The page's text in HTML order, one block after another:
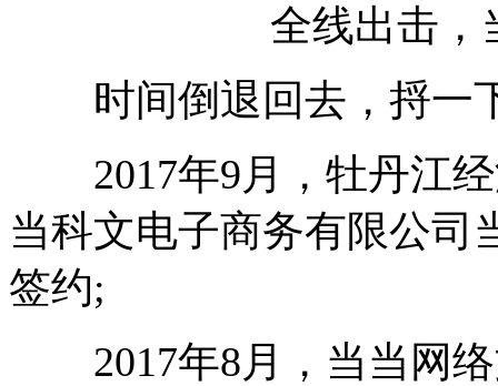
全线出击，
时间倒退回去，捋一
2017年9月，牡丹江经
当科文电子商务有限公司
签约;
2017年8月，当当网络